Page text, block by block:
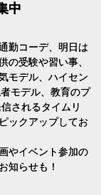
中
勤コーデ、明日は
の受験や習い事、
モデル、ハイセン
モデル、教育のプ
されるタイムリ
ックアップしてお
やイベント参加の
知らせも！